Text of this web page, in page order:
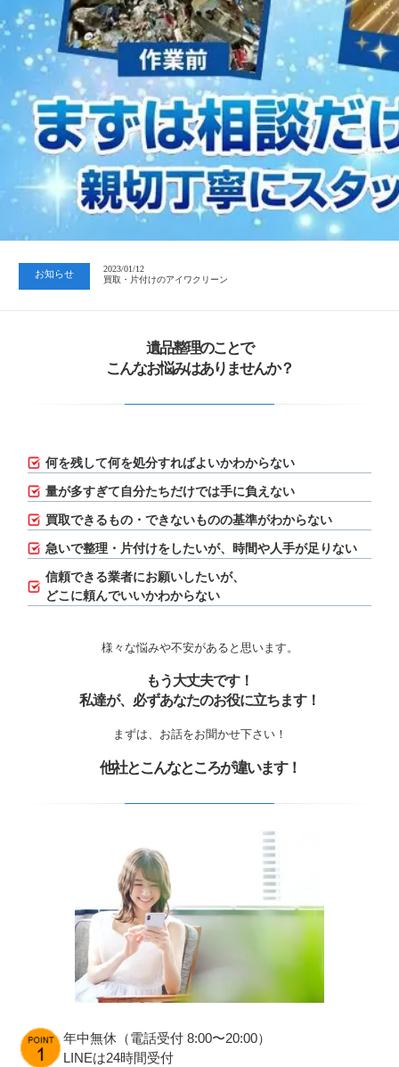
お知らせ
2023/01/12
買取・片付けのアイワクリーン
2023/07/24
中日新聞 岐阜版「空き家対策SOS」コーナーに掲載いただきまし…
2023/01/12
買取・片付けのアイワクリーン
遺品整理のことで
こんなお悩みはありませんか？
何を残して何を処分すればよいかわからない
量が多すぎて自分たちだけでは手に負えない
買取できるもの・できないものの基準がわからない
急いで整理・片付けをしたいが、 時間や人手が足りない
信頼できる業者にお願いしたいが、
どこに頼んでいいかわからない
様々な悩みや不安があると思います。
もう大丈夫です！
私達が、必ずあなたのお役に立ちます！
まずは、お話をお聞かせ下さい！
他社とこんなところが違います！
年中無休（電話受付 8:00〜20:00）
LINEは24時間受付